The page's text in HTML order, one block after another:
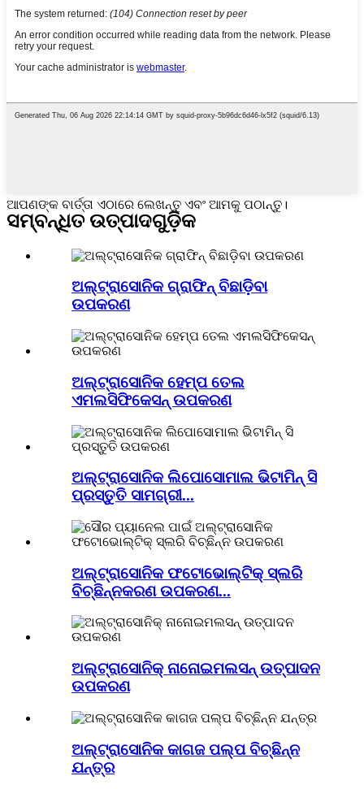
ଆପଣଙ୍କ ବାର୍ତ୍ତା ଏଠାରେ ଲେଖନ୍ତୁ ଏବଂ ଆମକୁ ପଠାନ୍ତୁ।
ସମ୍ବନ୍ଧିତ ଉତ୍ପାଦଗୁଡ଼ିକ
ଅଲ୍ଟ୍ରାସୋନିକ ଗ୍ରାଫିନ୍ ବିଛାଡ଼ିବା
ଉପକରଣ
ଅଲ୍ଟ୍ରାସୋନିକ ହେମ୍ପ ତେଲ
ଏମଲସିଫିକେସନ୍ ଉପକରଣ
ଅଲ୍ଟ୍ରାସୋନିକ ଲିପୋସୋମାଲ ଭିଟାମିନ୍ ସି
ପ୍ରସ୍ତୁତି ସାମଗ୍ରୀ...
ଅଲ୍ଟ୍ରାସୋନିକ ଫଟୋଭୋଲ୍ଟିକ୍ ସ୍ଲରି
ବିଚ୍ଛିନ୍ନକରଣ ଉପକରଣ...
ଅଲ୍ଟ୍ରାସୋନିକ୍ ନାନୋଇମଲସନ୍ ଉତ୍ପାଦନ
ଉପକରଣ
ଅଲ୍ଟ୍ରାସୋନିକ କାଗଜ ପଲ୍ପ ବିଚ୍ଛିନ୍ନ
ଯନ୍ତ୍ର